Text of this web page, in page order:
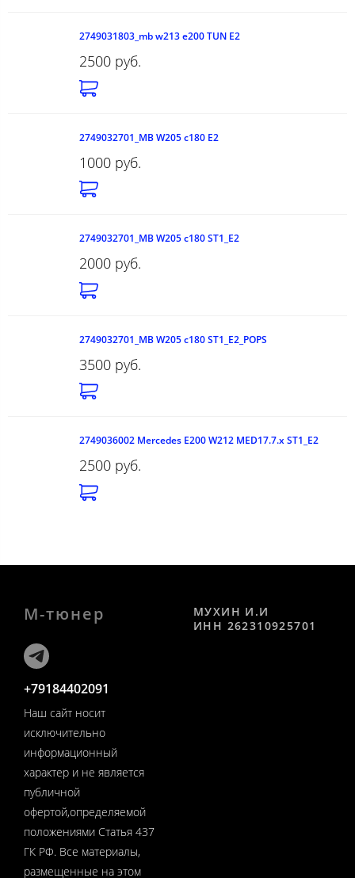
2749031803_mb w213 e200 TUN E2
2500 руб.
2749032701_MB W205 c180 E2
1000 руб.
2749032701_MB W205 c180 ST1_E2
2000 руб.
2749032701_MB W205 c180 ST1_E2_POPS
3500 руб.
2749036002 Mercedes E200 W212 MED17.7.x ST1_E2
2500 руб.
М-тюнер
+79184402091
Наш сайт носит
исключительно
информационный
характер и не является
публичной
офертой,определяемой
положениями Статья 437
ГК РФ. Все материалы,
размещенные на этом
МУХИН И.И
ИНН 262310925701